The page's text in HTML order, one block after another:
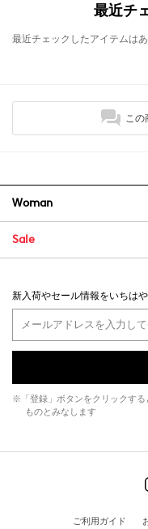
最近チ
最近チェックしたアイテムはあ
こ
Woman
Sale
新入荷やセール情報をいちはや
※「登録」ボタンをクリックする
ものとみなします
ご利用ガイド